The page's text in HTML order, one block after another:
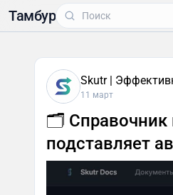
Тамбур
Skutr |
11 март
🗂 Справочник
подставляет